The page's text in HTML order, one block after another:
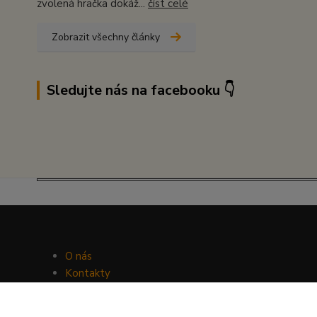
zvolená hračka dokáž... číst celé
Zobrazit všechny články
Sledujte nás na facebooku 👇
O nás
Kontakty